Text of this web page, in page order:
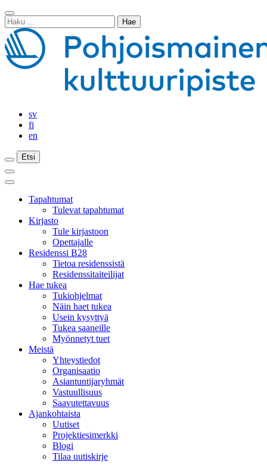
Siirry
sisältöön
Sulje
haku
Haku:
sv
fi
en
Etsi
Etsi
Etsi
Päävalikko
Sulje
päävalikkoTapahtumat
Tulevat tapahtumat
Kirjasto
Tule kirjastoon
Opettajalle
Residenssi B28
Tietoa residenssistä
Residenssitaiteilijat
Hae tukea
Tukiohjelmat
Näin haet tukea
Usein kysyttyä
Tukea saaneille
Myönnetyt tuet
Meistä
Yhteystiedot
Organisaatio
Asiantuntijaryhmät
Vastuullisuus
Saavutettavuus
Ajankohtaista
Uutiset
Projektiesimerkki
Blogi
Tilaa uutiskirje